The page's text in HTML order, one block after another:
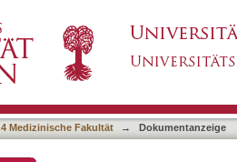
4 Medizinische Fakultät → Dokumentanzeige